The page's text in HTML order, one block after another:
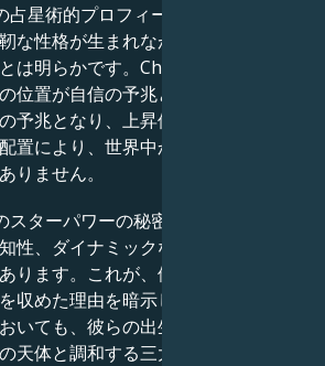
星術的プロフィールを考慮する
な性格が生まれながらにして栄光を
は明らかです。Charlie Hunnamの
位置が自信の予兆となり、月の位置
予兆となり、上昇位置が自然なカリ
置により、世界中からファンを引き
りません。
ターパワーの秘密は、偉大な性
性、ダイナミックな存在感を示す天
ります。これが、他人がただ夢見る
収めた理由を暗示しています。人生
いても、彼らの出生図は、水星、金
天体と調和する三大星座の完璧な組